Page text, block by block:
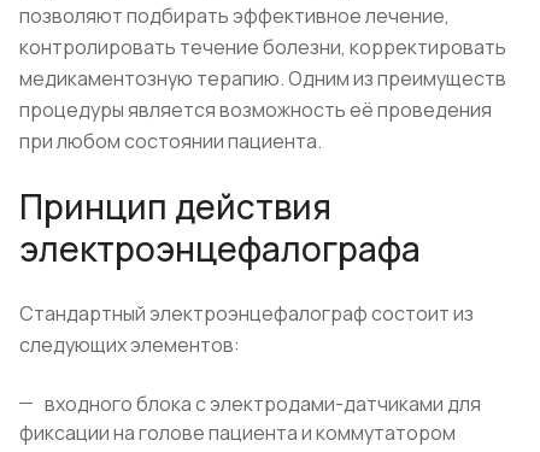
позволяют подбирать эффективное лечение,
контролировать течение болезни, корректировать
медикаментозную терапию. Одним из преимуществ
процедуры является возможность её проведения
при любом состоянии пациента.
Принцип действия
электроэнцефалографа
Стандартный электроэнцефалограф состоит из
следующих элементов:
входного блока с электродами-датчиками для
фиксации на голове пациента и коммутатором